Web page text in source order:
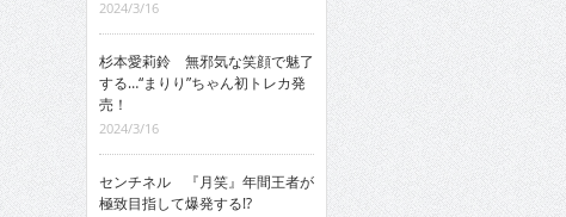
2024/3/16
杉本愛莉鈴 無邪気な笑顔で魅了
する…“まりり”ちゃん初トレカ発
売！
2024/3/16
センチネル 『月笑』年間王者が
極致目指して爆発する!?